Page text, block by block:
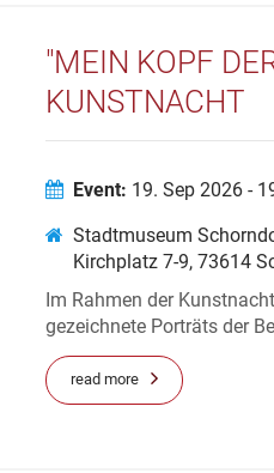
"MEIN KOPF
KUNSTNACHT
Event: 19. Sep 2026 -
Stadtmuseum
Kirchplatz 7-9, 73614
Im Rahmen der
gezeichnete Porträts der
read more